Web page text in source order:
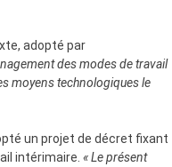
adopté par
des modes de travail
moyens technologiques le
un projet de décret fixant
intérimaire. « Le présent